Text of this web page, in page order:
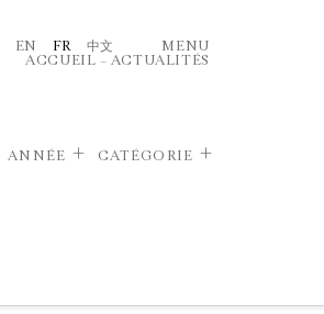
EN FR 中文
MENU
ACCUEIL – ACTUALITÉS
ANNÉE CATÉGORIE